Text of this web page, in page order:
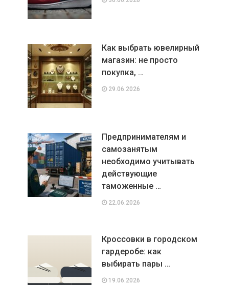
Как выбрать ювелирный
магазин: не просто
покупка, …
29.06.2026
Предпринимателям и
самозанятым
необходимо учитывать
действующие
таможенные …
22.06.2026
Кроссовки в городском
гардеробе: как
выбирать пары …
19.06.2026